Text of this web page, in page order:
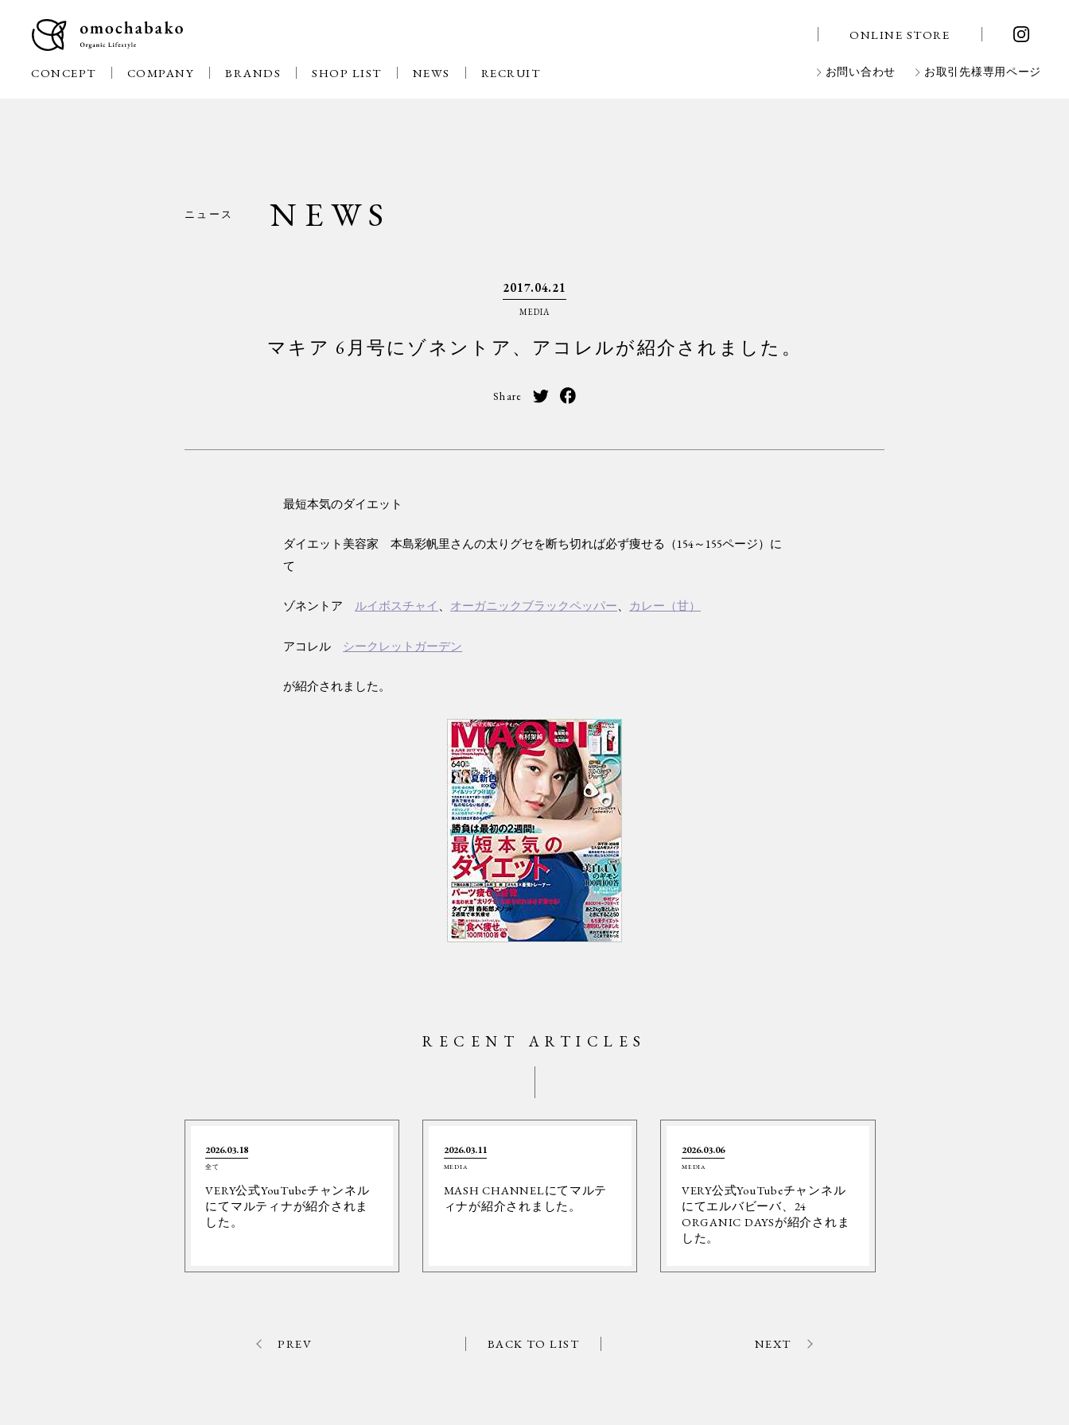
ONLINE STORE
お問い合わせ お取引先様専用ページ
CONCEPT COMPANY BRANDS SHOP LIST NEWS RECRUIT
ニュース NEWS
2017.04.21
MEDIA
マキア 6月号にゾネントア、アコレルが紹介されました。
Share
最短本気のダイエット
ダイエット美容家 本島彩帆里さんの太りグセを断ち切れば必ず痩せる（154～155ページ）に
て
ゾネントア ルイボスチャイ 、 オーガニックブラックペッパー、 カレー（甘）
アコレル シークレットガーデン
が紹介されました。
RECENT ARTICLES
2026.03.18
全て
VERY公式YouTubeチャンネル
にてマルティナが紹介されま
した。
2026.03.11
MEDIA
MASH CHANNELにてマルテ
ィナが紹介されました。
2026.03.06
MEDIA
VERY公式YouTubeチャンネル
にてエルバビーバ、24
ORGANIC DAYSが紹介されま
した。
PREV BACK TO LIST NEXT